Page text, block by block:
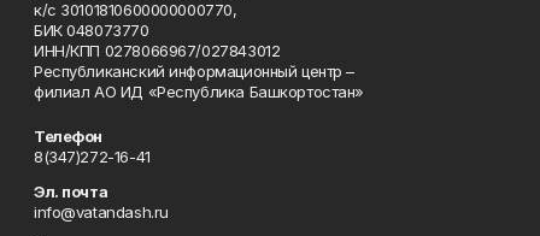
к/с 30101810600000000770,
БИК 048073770
ИНН/КПП 0278066967/027843012
Республиканский информационный центр –
филиал АО ИД «Республика Башкортостан»
Телефон
8(347)272-16-41
Эл. почта
info@vatandash.ru